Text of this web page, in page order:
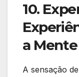
10.
a Mente
A sensação